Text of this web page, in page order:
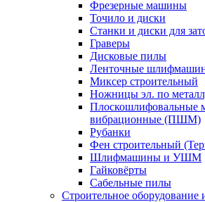
Фрезерные машины
Точило и диски
Станки и диски для
Граверы
Дисковые пилы
Ленточные
Миксер строительный
Ножницы эл. по
Плоскошлифовальные
вибрационные (ПШМ)
Рубанки
Фен строительный
Шлифмашины и УШМ
Гайковёрты
Сабельные пилы
Строительное оборудование